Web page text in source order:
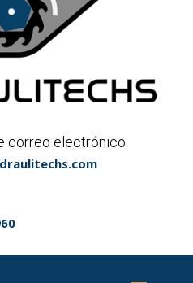
correo electrónico